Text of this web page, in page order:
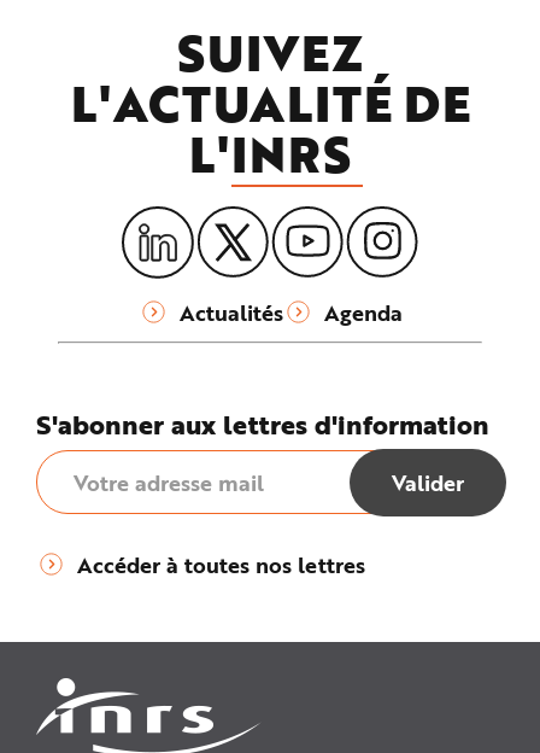
SUIVEZ
L'ACTUALITÉ DE
L'INRS
Actualités Agenda
S'abonner aux lettres d'information
Accéder à toutes nos lettres